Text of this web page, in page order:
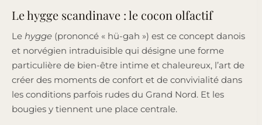
Le hygge scandinave : le cocon olfactif
Le hygge (prononcé « hü-gah ») est ce concept danois
et norvégien intraduisible qui désigne une forme
particulière de bien-être intime et chaleureux, l’art de
créer des moments de confort et de convivialité dans
les conditions parfois rudes du Grand Nord. Et les
bougies y tiennent une place centrale.